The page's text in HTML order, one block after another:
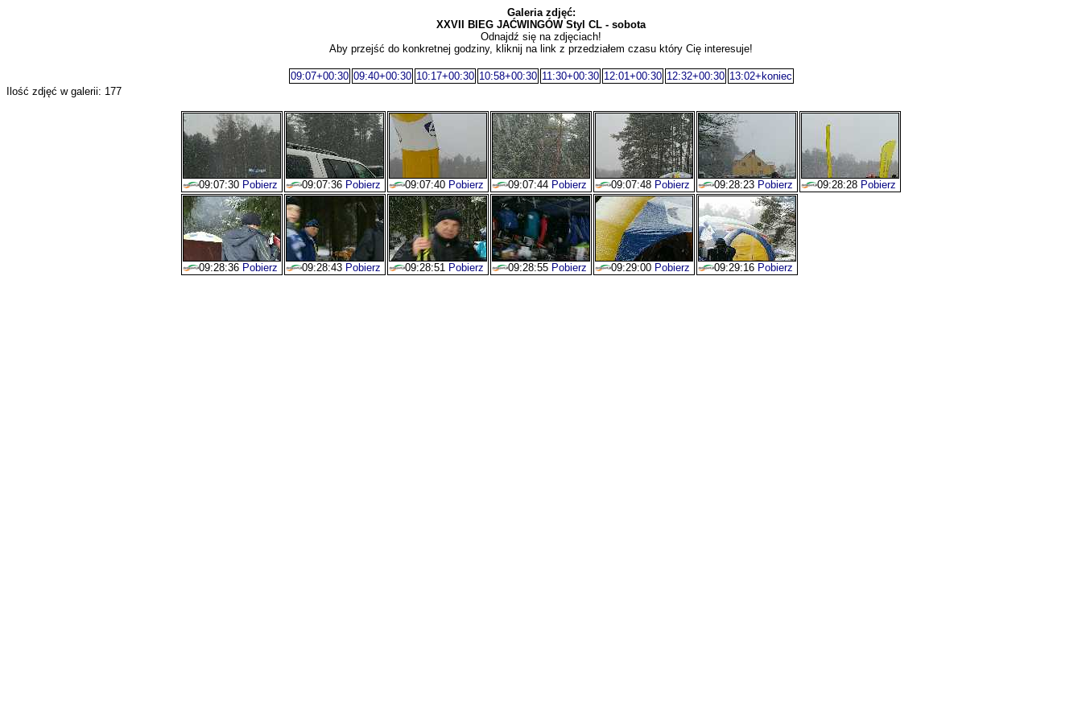
Galeria zdjęć:
XXVII BIEG JAĆWINGÓW Styl CL - sobota
Odnajdź się na zdjęciach!
Aby przejść do konkretnej godziny, kliknij na link z przedziałem czasu który Cię interesuje!
09:07+00:30 09:40+00:30 10:17+00:30 10:58+00:30 11:30+00:30 12:01+00:30 12:32+00:30 13:02+koniec
Ilość zdjęć w galerii: 177
09:07:30 Pobierz 09:07:36 Pobierz 09:07:40 Pobierz 09:07:44 Pobierz 09:07:48 Pobierz 09:28:23 Pobierz 09:28:28 Pobierz
09:28:36 Pobierz 09:28:43 Pobierz 09:28:51 Pobierz 09:28:55 Pobierz 09:29:00 Pobierz 09:29:16 Pobierz